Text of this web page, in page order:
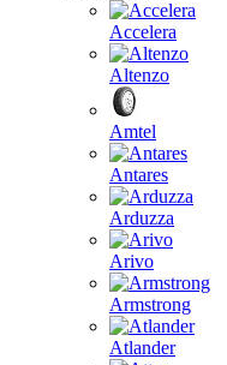
Accelera
Altenzo
Amtel
Antares
Arduzza
Arivo
Armstrong
Atlander